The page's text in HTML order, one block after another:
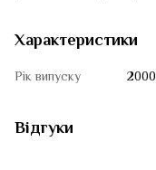
Характеристики
Рік випуску 2000
Відгуки